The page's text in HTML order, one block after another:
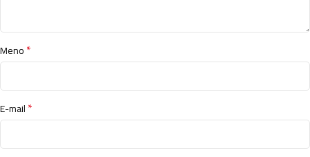
Meno*
E-mail*